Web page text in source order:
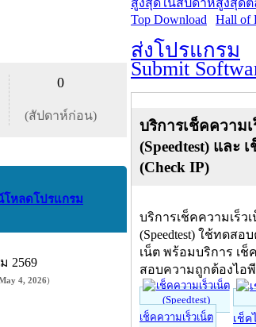
0
(สัปดาห์ก่อน)
โหลดโปรแกรม
2569
4, 2026)
สูงสุดในสัปดาห์
Top Download
สูงสุด
Hall of
ส่งโปรแกรม
Submit
บริการเช็คความเ
(Speedtest) และ
(Check IP)
บริการเช็คความเร็ว
(Speedtest) ใช้ทดสอ
เน็ต พร้อมบริการ เช็
สอบความถูกต้องไอ
เช็คความเร็วเน็ต เช็ค